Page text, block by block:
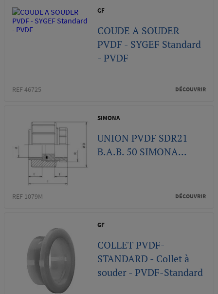
GF
COUDE A SOUDER
PVDF - SYGEF Standard
- PVDF
REF 46725 DÉCOUVRIR
SIMONA
UNION PVDF SDR21
B.A.B. 50 SIMONA...
REF 1079M DÉCOUVRIR
GF
COLLET PVDF-
STANDARD - Collet à
souder - PVDF-Standard